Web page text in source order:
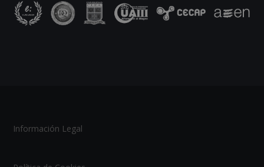
Información Legal